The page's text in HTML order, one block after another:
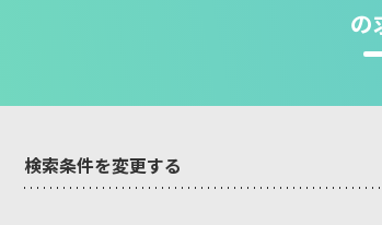
の
検索条件を変更する